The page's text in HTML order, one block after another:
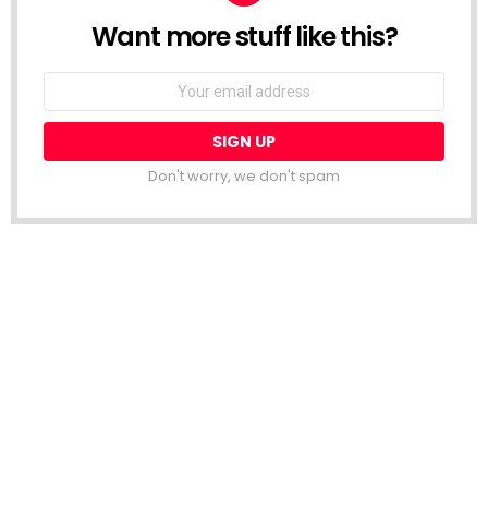
NEWSLETTER
Want more stuff like this?
Email
Don't worry, we don't spam